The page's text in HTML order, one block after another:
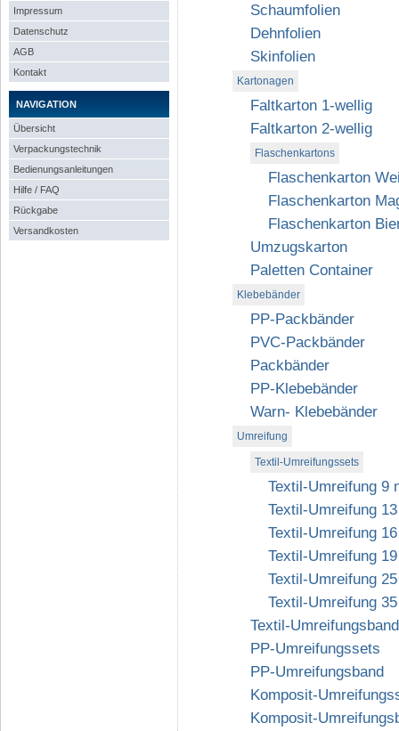
Impressum
Datenschutz
AGB
Kontakt
NAVIGATION
Übersicht
Verpackungstechnik
Bedienungsanleitungen
Hilfe / FAQ
Rückgabe
Versandkosten
Schaumfolien
Dehnfolien
Skinfolien
Kartonagen
Faltkarton 1-wellig
Faltkarton 2-wellig
Flaschenkartons
Flaschenkarton
Flaschenkarton
Flaschenkarton
Umzugskarton
Paletten Container
Klebebänder
PP-Packbänder
PVC-Packbänder
Packbänder
PP-Klebebänder
Warn- Klebebänder
Umreifung
Textil-Umreifungssets
Textil-Umreifung 9
Textil-Umreifung
Textil-Umreifung
Textil-Umreifung
Textil-Umreifung
Textil-Umreifung
Textil-Umreifungsband
PP-Umreifungssets
PP-Umreifungsband
Komposit-
Komposit-